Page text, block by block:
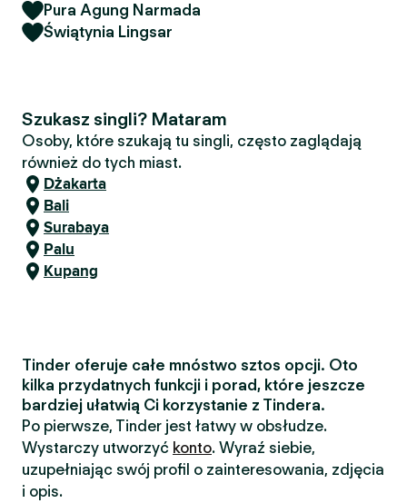
Pura Agung Narmada
Świątynia Lingsar
Szukasz singli? Mataram
Osoby, które szukają tu singli, często zaglądają
również do tych miast.
Dżakarta
Bali
Surabaya
Palu
Kupang
Tinder oferuje całe mnóstwo sztos opcji. Oto
kilka przydatnych funkcji i porad, które jeszcze
bardziej ułatwią Ci korzystanie z Tindera.
Po pierwsze, Tinder jest łatwy w obsłudze.
Wystarczy utworzyć konto. Wyraź siebie,
uzupełniając swój profil o zainteresowania, zdjęcia
i opis.